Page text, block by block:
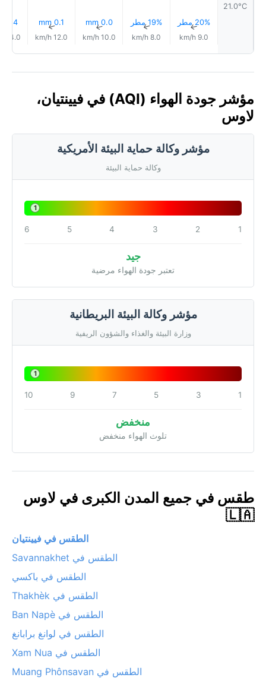
21.0°C
20% مطر↑
9.0 km/h
19% مطر↑
8.0 km/h
0.0 mm
↑
10.0 km/h
0.1 mm
↑
12.0 km/h
0.4 mm
14.0 km/h
مؤشر جودة الهواء (AQI) في فيينتيان،
لاوس
مؤشر وكالة حماية البيئة الأمريكية
وكالة حماية البيئة
1
1
2
3
4
5
6
جيد
تعتبر جودة الهواء مرضية
مؤشر وكالة البيئة البريطانية
وزارة البيئة والغذاء والشؤون الريفية
1
1
3
5
7
9
10
منخفض
تلوث الهواء منخفض
طقس في جميع المدن الكبرى في لاوس
🇱🇦
الطقس في فيينتيان
الطقس في Savannakhet
الطقس في باكسي
الطقس في Thakhèk
الطقس في Ban Napè
الطقس في لوانغ برابانغ
الطقس في Xam Nua
الطقس في Muang Phônsavan